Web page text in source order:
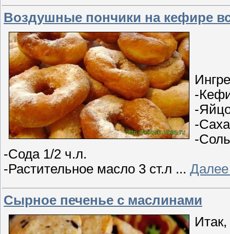
Воздушные пончики на кефире
-
-
-
-
-Сода 1/2 ч.л.
-Растительное масло 3 ст.л ...
Сырное печенье с маслинами